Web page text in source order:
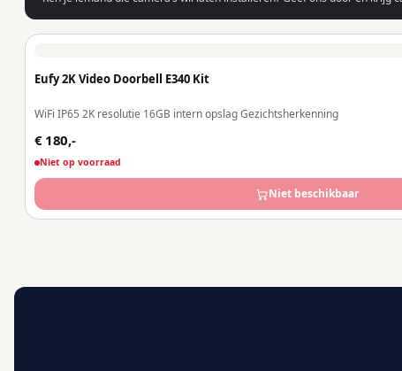
Eufy 2K Video Doorbell E340 Kit
WiFi IP65 2K resolutie 16GB intern opslag Gezichtsherkenning
€ 180,-
Niet op voorraad
Niet beschikbaar